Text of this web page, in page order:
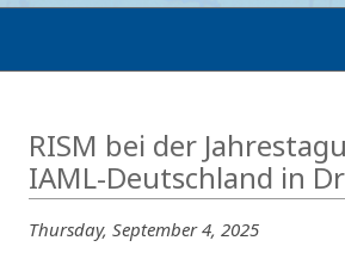
RISM bei der
IAML-Deutschland in
Thursday, September 4, 2025